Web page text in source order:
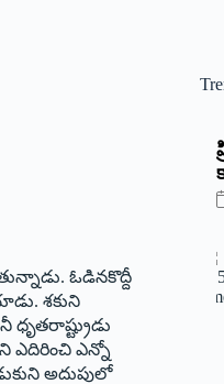
ఓడినకొద్దీ
శకుని
ఎదిరించి ఎన్నో
అదుపులో